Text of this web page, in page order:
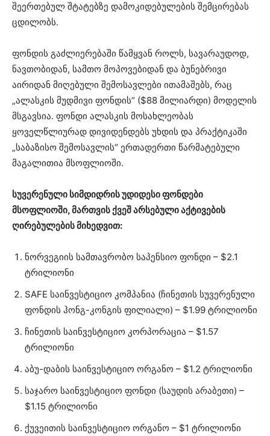
შეერთებულ შტატებზე დამოკიდებულების შემცირებას
ცდილობს.
ფონდის გაძლიერებაში წამყვან როლს, სავარაუდოდ,
ნავთობიდან, სამთო მოპოვებიდან და ბუნებრივი
აირიდან მიღებული შემოსავლები ითამაშებს, რაც
„ალასკის მუდმივი ფონდის“ ($88 მილიარდი) მოდელის
მსგავსია. ფონდი ალასკის მოსახლეობას
ყოველწლიურად დივიდენდებს უხდის და პრაქტიკაში
„საბაზისო შემოსავლის“ ერთადერთი წარმატებული
მაგალითია მსოფლიოში.
სუვერენული სიმდიდრის უდიდესი ფონდები
მსოფლიოში, მართვის ქვეშ არსებული აქტივების
ღირებულების მიხედვით:
ნორვეგიის სამთავრობო საპენსიო ფონდი – $2.1
ტრილიონი
SAFE საინვესტიციო კომპანია (ჩინეთის სუვერენული
ფონდის ჰონგ-კონგის ფილიალი) – $1.99 ტრილიონი
ჩინეთის საინვესტიციო კორპორაცია – $1.57
ტრილიონი
აბუ-დაბის საინვესტიციო ორგანო – $1.2 ტრილიონი
საჯარო საინვესტიციო ფონდი (საუდის არაბეთი) –
$1.15 ტრილიონი
ქუვეითის საინვესტიციო ორგანო – $1 ტრილიონი